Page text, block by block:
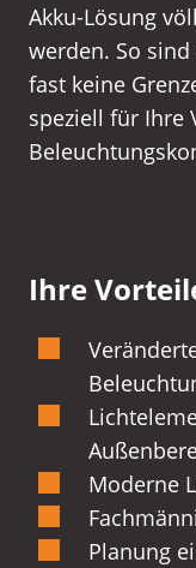
Akku-Lösung
werden. So
fast keine
speziell für Ihre
Ihre
Moderne
Planung